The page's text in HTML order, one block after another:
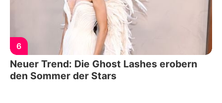
6
Neuer Trend: Die Ghost Lashes erobern
den Sommer der Stars